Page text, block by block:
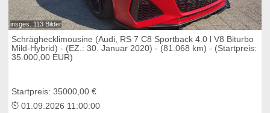
insges. 113 Bilder
Schräghecklimousine (Audi, RS 7 C8 Sportback 4.0 l V8 Biturbo
Mild-Hybrid) - (EZ.: 30. Januar 2020) - (81.068 km) - (Startpreis:
35.000,00 EUR)
Startpreis: 35000,00 €
01.09.2026 11:00:00